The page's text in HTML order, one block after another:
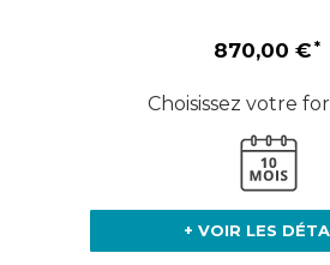
870,00 €
Choisissez votre
+ VOIR LES